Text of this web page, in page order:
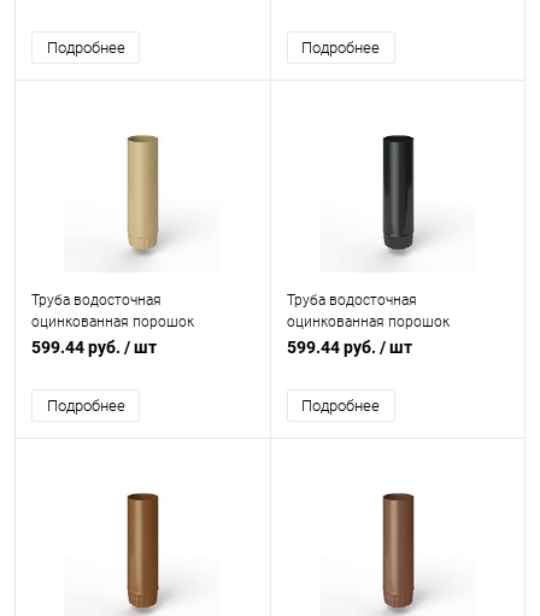
Подробнее Подробнее
Труба водосточная
оцинкованная порошок
ф125х1250мм RAL 1001
599.44 руб. / шт
Подробнее
Труба водосточная
оцинкованная порошок
ф125х1250мм RAL 9017
599.44 руб. / шт
Подробнее